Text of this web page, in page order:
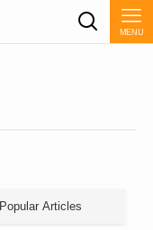
MENU
Popular Articles